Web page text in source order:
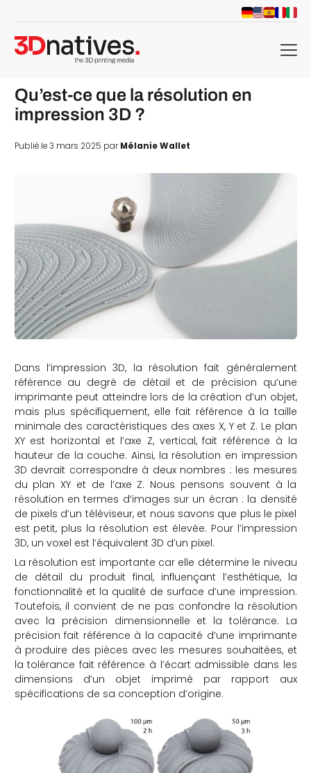
menu
Qu’est-ce que la résolution en
impression 3D ?
Publié le 3 mars 2025 parMélanie Wallet
Dans l’impression 3D, la résolution fait généralement
référence au degré de détail et de précision qu’une
imprimante peut atteindre lors de la création d’un objet,
mais plus spécifiquement, elle fait référence à la taille
minimale des caractéristiques des axes X, Y et Z. Le plan
XY est horizontal et l’axe Z, vertical, fait référence à la
hauteur de la couche. Ainsi, la résolution en impression
3D devrait correspondre à deux nombres : les mesures
du plan XY et de l’axe Z. Nous pensons souvent à la
résolution en termes d’images sur un écran : la densité
de pixels d’un téléviseur, et nous savons que plus le pixel
est petit, plus la résolution est élevée. Pour l’impression
3D, un voxel est l’équivalent 3D d’un pixel.
La résolution est importante car elle détermine le niveau
de détail du produit final, influençant l’esthétique, la
fonctionnalité et la qualité de surface d’une impression.
Toutefois, il convient de ne pas confondre la résolution
avec la précision dimensionnelle et la tolérance. La
précision fait référence à la capacité d’une imprimante
à produire des pièces avec les mesures souhaitées, et
la tolérance fait référence à l’écart admissible dans les
dimensions d’un objet imprimé par rapport aux
spécifications de sa conception d’origine.